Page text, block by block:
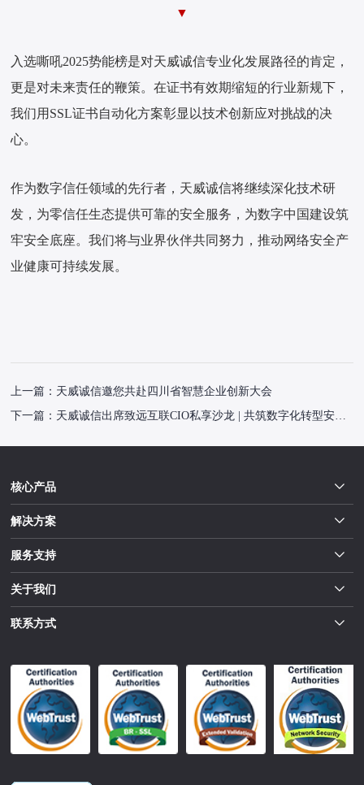
▼
入选嘶吼2025势能榜是对天威诚信专业化发展路径的肯定，
更是对未来责任的鞭策。在证书有效期缩短的行业新规下，
我们用SSL证书自动化方案彰显以技术创新应对挑战的决
心。
作为数字信任领域的先行者，天威诚信将继续深化技术研
发，为零信任生态提供可靠的安全服务，为数字中国建设筑
牢安全底座。我们将与业界伙伴共同努力，推动网络安全产
业健康可持续发展。
上一篇： 天威诚信邀您共赴四川省智慧企业创新大会
下一篇： 天威诚信出席致远互联CIO私享沙龙 | 共筑数字化转型安全基石
核心产品
解决方案
服务支持
关于我们
联系方式